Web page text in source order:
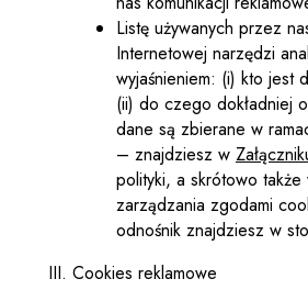
Listę używanych przez
Internetowej narzędzi
wyjaśnieniem: (i) kto jest
(ii) do czego dokładniej
dane są zbierane w
– znajdziesz w
polityki, a skrótowo także
zarządzania zgodami
odnośnik znajdziesz w
Cookies reklamowe